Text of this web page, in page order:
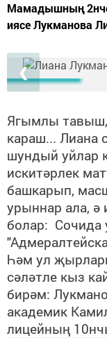
Мамадышның
иясе Лукманова
❮
Ягымлы тавыш,
караш... Лиана
шундый уйлар
искитәрлек
башкарып,
урыннар ала, ә
болар: Сочида
Һәм ул
сәләтле кыз
бирәм:
академик
лицейның